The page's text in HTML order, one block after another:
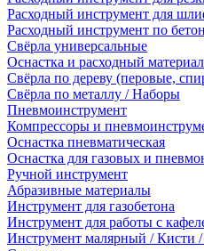
Расходный инструмент для
Расходный инструмент по
Свёрла универсальные
Оснастка и расходный
Свёрла по дереву (перовые,
Свёрла по металлу / Наборы
Пневмоинструмент
Компрессоры и
Оснастка пневматическая
Оснастка для газовых и
Ручной инструмент
Абразивные материалы
Инструмент для газобетона
Инструмент для работы с
Инструмент малярный /